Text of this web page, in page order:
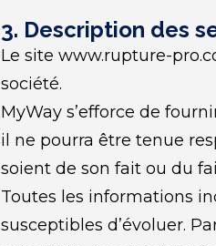
3. Description des
Le site www.rupture-
société.
MyWay s’efforce de
il ne pourra être tenue
soient de son fait ou du
Toutes les informations
susceptibles d’évoluer.